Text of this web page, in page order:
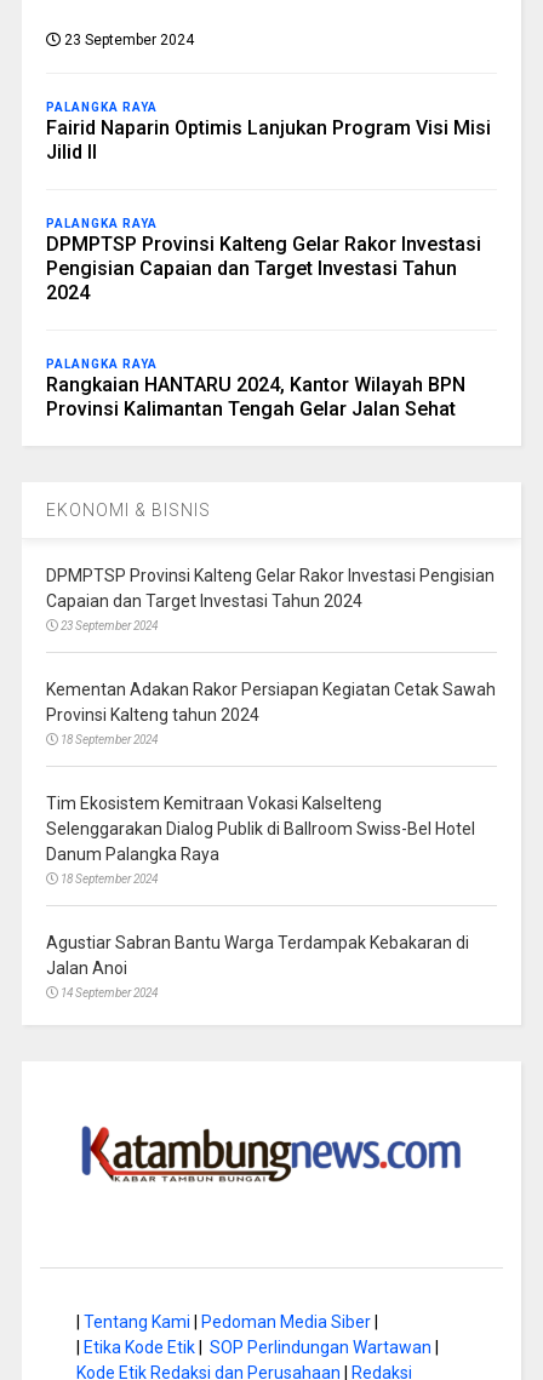
23 September 2024
PALANGKA RAYA
Fairid Naparin Optimis Lanjukan Program Visi Misi
Jilid II
PALANGKA RAYA
DPMPTSP Provinsi Kalteng Gelar Rakor Investasi
Pengisian Capaian dan Target Investasi Tahun
2024
PALANGKA RAYA
Rangkaian HANTARU 2024, Kantor Wilayah BPN
Provinsi Kalimantan Tengah Gelar Jalan Sehat
EKONOMI & BISNIS
DPMPTSP Provinsi Kalteng Gelar Rakor Investasi Pengisian
Capaian dan Target Investasi Tahun 2024
23 September 2024
Kementan Adakan Rakor Persiapan Kegiatan Cetak Sawah
Provinsi Kalteng tahun 2024
18 September 2024
Tim Ekosistem Kemitraan Vokasi Kalselteng
Selenggarakan Dialog Publik di Ballroom Swiss-Bel Hotel
Danum Palangka Raya
18 September 2024
Agustiar Sabran Bantu Warga Terdampak Kebakaran di
Jalan Anoi
14 September 2024
Tentang Kami Pedoman Media Siber|
Etika Kode Etik| SOP Perlindungan Wartawan
Kode Etik Redaksi dan Perusahaan
Redaksi